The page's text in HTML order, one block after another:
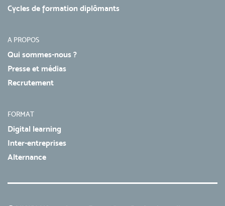
Cycles de formation diplômants
A PROPOS
Qui sommes-nous ?
Presse et médias
Recrutement
FORMAT
Digital learning
Inter-entreprises
Alternance